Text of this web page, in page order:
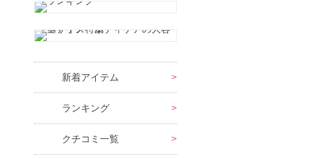
新着アイテム
ランキング
クチコミ一覧